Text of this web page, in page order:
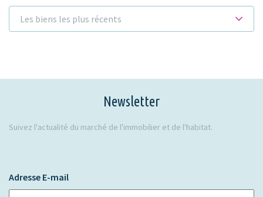
Les biens les plus récents
Newsletter
Suivez l'actualité du marché de l'immobilier et de l'habitat.
Adresse E-mail